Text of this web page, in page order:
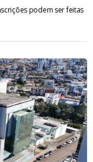
podem ser feitas